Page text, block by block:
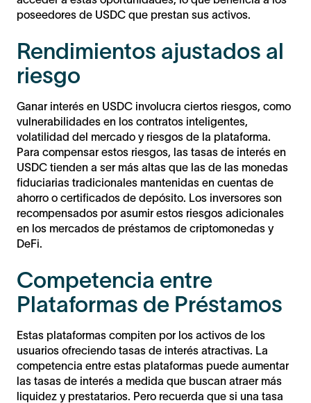
poseedores de USDC que prestan sus activos.
Rendimientos ajustados al
riesgo
Ganar interés en USDC involucra ciertos riesgos, como
vulnerabilidades en los contratos inteligentes,
volatilidad del mercado y riesgos de la plataforma.
Para compensar estos riesgos, las tasas de interés en
USDC tienden a ser más altas que las de las monedas
fiduciarias tradicionales mantenidas en cuentas de
ahorro o certificados de depósito. Los inversores son
recompensados por asumir estos riesgos adicionales
en los mercados de préstamos de criptomonedas y
DeFi.
Competencia entre
Plataformas de Préstamos
Estas plataformas compiten por los activos de los
usuarios ofreciendo tasas de interés atractivas. La
competencia entre estas plataformas puede aumentar
las tasas de interés a medida que buscan atraer más
liquidez y prestatarios. Pero recuerda que si una tasa